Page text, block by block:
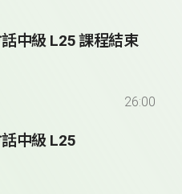
中級 L25 課程結束
26:00
中級 L25